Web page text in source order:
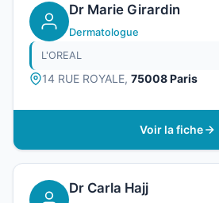
Dr Marie Girardin
Dermatologue
L'OREAL
14 RUE ROYALE, 75008 Paris
Voir la fiche
Dr Carla Hajj